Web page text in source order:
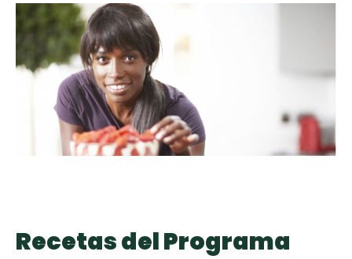
Recetas del Programa